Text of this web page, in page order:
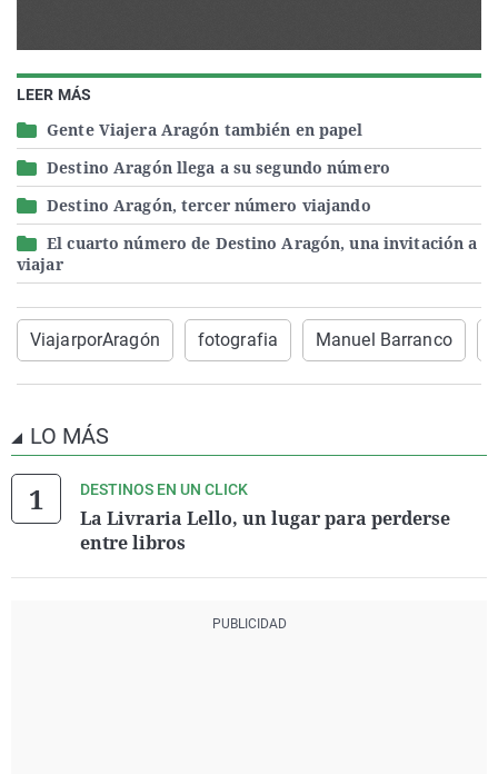
LEER MÁS
Gente Viajera Aragón también en papel
Destino Aragón llega a su segundo número
Destino Aragón, tercer número viajando
El cuarto número de Destino Aragón, una invitación a
viajar
ViajarporAragón fotografia Manuel Barranco
LO MÁS
DESTINOS EN UN CLICK
La Livraria Lello, un lugar para perderse
entre libros